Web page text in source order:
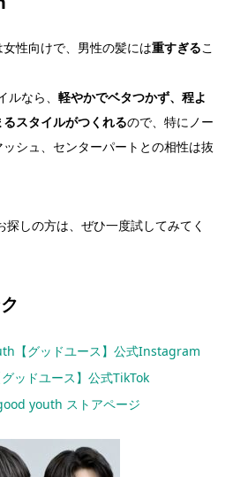
性向けで、男性の髪には重すぎるこ
なら、 軽やかでベタつかず、程よ
スタイルがつくれるので、特にノー
シュ、センターパートとの相性は抜
探しの方は、ぜひ一度試してみてく
【グッドユース】公式Instagram
ッドユース】公式TikTok
youth ストアページ